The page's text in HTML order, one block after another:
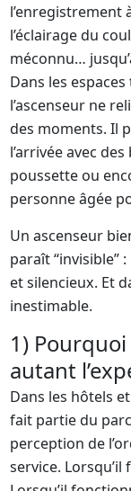
l’enregistrement
l’éclairage du
méconnu…
Dans les
l’ascenseur ne
des moments. Il
l’arrivée avec
poussette ou
personne âgée
Un ascenseur
paraît
et silencieux. Et
inestimable.
1) Pourquoi
autant
Dans les hôtels
fait partie du
perception de
service.